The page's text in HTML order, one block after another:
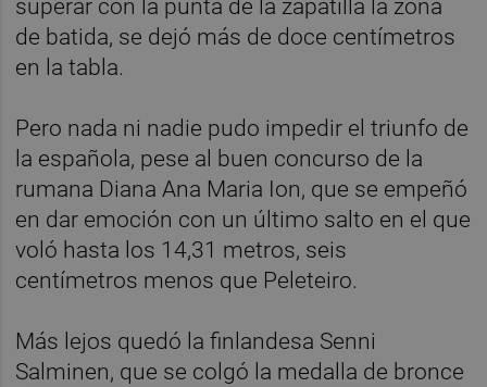
superar con la punta de la zapatilla la zona
de batida, se dejó más de doce centímetros
en la tabla.
Pero nada ni nadie pudo impedir el triunfo de
la española, pese al buen concurso de la
rumana Diana Ana Maria Ion, que se empeñó
en dar emoción con un último salto en el que
voló hasta los 14,31 metros, seis
centímetros menos que Peleteiro.
Más lejos quedó la finlandesa Senni
Salminen, que se colgó la medalla de bronce